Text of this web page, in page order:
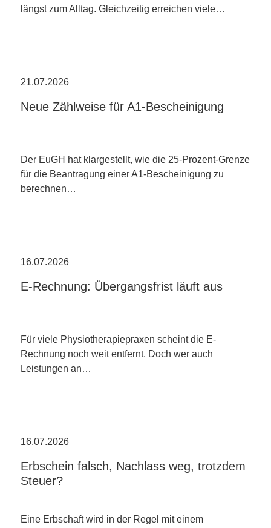
längst zum Alltag. Gleichzeitig erreichen viele…
21.07.2026
Neue Zählweise für A1-Bescheinigung
Der EuGH hat klargestellt, wie die 25-Prozent-Grenze
für die Beantragung einer A1-Bescheinigung zu
berechnen…
16.07.2026
E-Rechnung: Übergangsfrist läuft aus
Für viele Physiotherapiepraxen scheint die E-
Rechnung noch weit entfernt. Doch wer auch
Leistungen an…
16.07.2026
Erbschein falsch, Nachlass weg, trotzdem
Steuer?
Eine Erbschaft wird in der Regel mit einem